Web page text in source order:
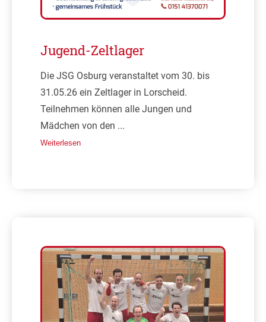
Jugend-Zeltlager
Die JSG Osburg veranstaltet vom 30. bis
31.05.26 ein Zeltlager in Lorscheid.
Teilnehmen können alle Jungen und
Mädchen von den ...
Weiterlesen